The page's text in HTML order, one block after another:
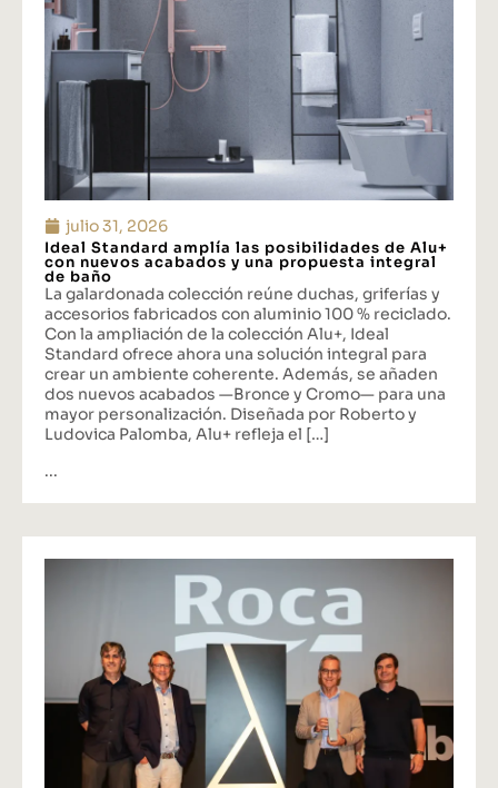
julio 31, 2026
Ideal Standard amplía las posibilidades de Alu+
con nuevos acabados y una propuesta integral
de baño
La galardonada colección reúne duchas, griferías y
accesorios fabricados con aluminio 100 % reciclado.
Con la ampliación de la colección Alu+, Ideal
Standard ofrece ahora una solución integral para
crear un ambiente coherente. Además, se añaden
dos nuevos acabados —Bronce y Cromo— para una
mayor personalización. Diseñada por Roberto y
Ludovica Palomba, Alu+ refleja el […]
...